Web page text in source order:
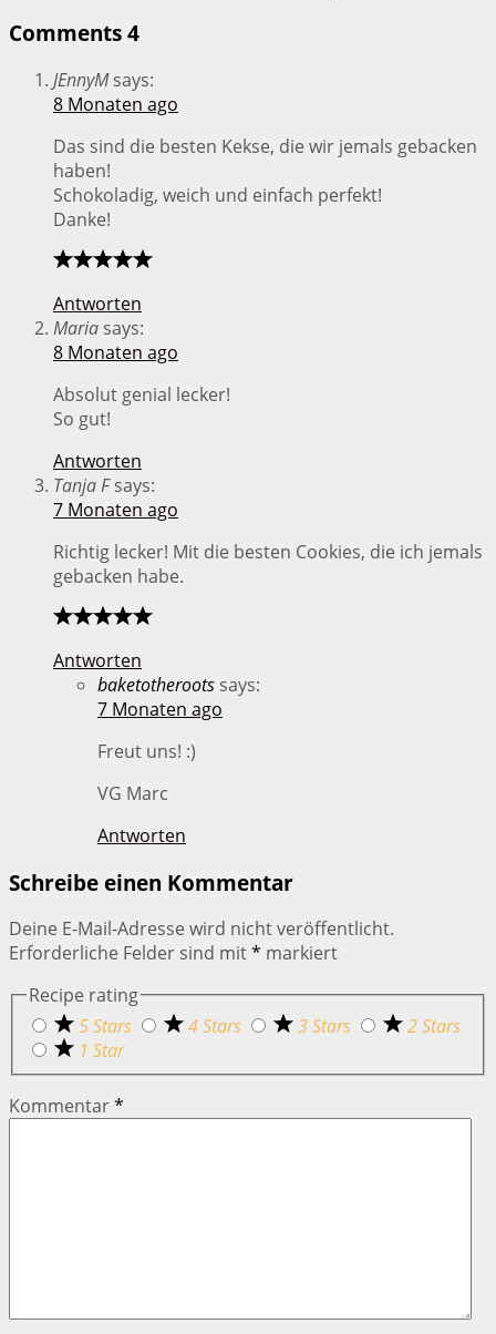
Comments 4
JEnnyM says:
8 Monaten ago
Das sind die besten Kekse, die wir jemals gebacken
haben!
Schokoladig, weich und einfach perfekt!
Danke!
Antworten
Maria says:
8 Monaten ago
Absolut genial lecker!
So gut!
Antworten
Tanja F says:
7 Monaten ago
Richtig lecker! Mit die besten Cookies, die ich jemals
gebacken habe.
Antworten
baketotheroots says:
7 Monaten ago
Freut uns! :)
VG Marc
Antworten
Schreibe einen Kommentar
Deine E-Mail-Adresse wird nicht veröffentlicht.
Erforderliche Felder sind mit* markiert
Recipe rating
5 Stars
4 Stars 3 Stars
2 Stars
1 Star
Kommentar*